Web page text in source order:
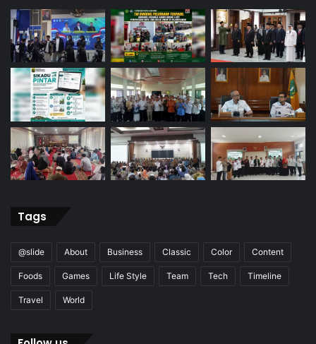
Tags
@slide About Business Classic Color Content
Foods Games Life Style Team Tech Timeline
Travel World